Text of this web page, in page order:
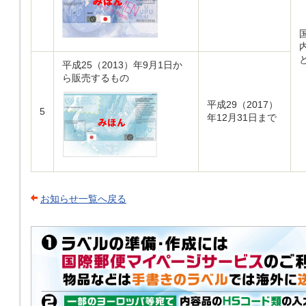
5
平成25（2013）年9月1日か
ら販売するもの
平成29（2017）
年12月31日まで
お知らせ一覧へ戻る